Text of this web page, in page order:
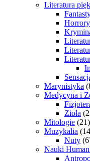
Literatura
Marynistyka
Medycyna i
Zioła
Mitologie (21)
Muzykalia
Nuty
Nauki